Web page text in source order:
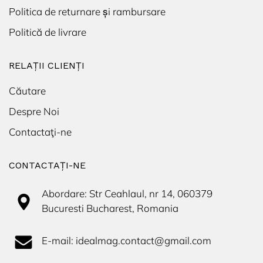
aplicatie
Alb
Politica de returnare și rambursare
Politică de livrare
RELAȚII CLIENȚI
Căutare
Despre Noi
Contactaţi-ne
CONTACTAŢI-NE
Abordare: Str Ceahlaul, nr 14, 060379
Bucuresti Bucharest, Romania
E-mail: idealmag.contact@gmail.com